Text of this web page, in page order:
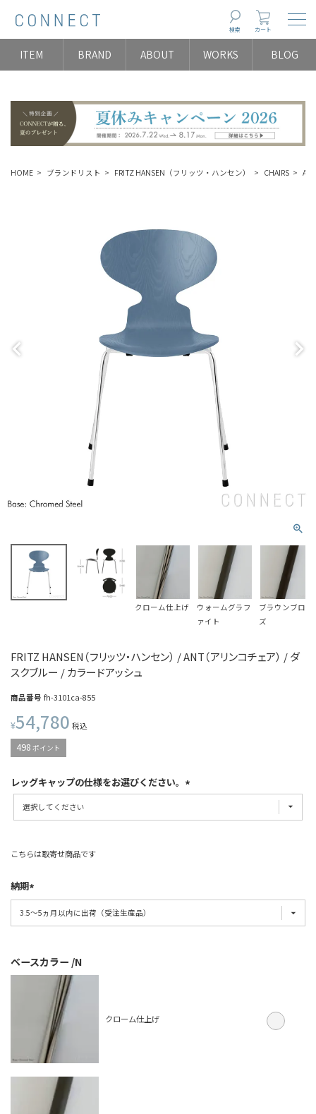
検索 カート
ITEM BRAND ABOUT WORKS BLOG
HOME ブランドリスト FRITZ HANSEN（フリッツ・ハンセン） CHAIRS
FRITZ HANSEN（フリッツ・ハンセン） / ANT（アリンコチェア） / ダ
スクブルー / カラードアッシュ
クローム仕上げ
ウォームグラフ
ァイト
ブラウンブロン
ズ
商品番号 fh-3101ca-855
¥54,780 税込
498 ポイント
レッグキャップの仕様をお選びください。
こちらは取寄せ商品です
納期
ベースカラー N
クローム仕上げ